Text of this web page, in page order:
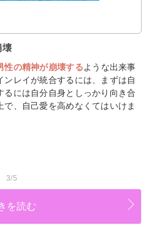
壊
性の精神が崩壊するような出来事
レイが統合するには、まずは自
には自分自身としっかり向き合
、自己愛を高めなくてはいけま
3/5
を読む